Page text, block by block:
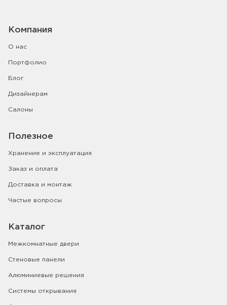
Компания
О нас
Портфолио
Блог
Дизайнерам
Салоны
Полезное
Хранение и эксплуатация
Заказ и оплата
Доставка и монтаж
Частые вопросы
Каталог
Межкомнатные двери
Стеновые панели
Алюминиевые решения
Системы открывания